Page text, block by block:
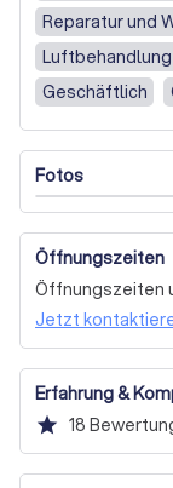
Besonders
Thermografie.
identifizieren
Ihrer
Schwachstellen
Maßnahmen
Expertise in der
kleinste
wertvolle
Wir legen
stehen Ihnen
Anregungen zur
kostenloses
unserer
freuen uns
Reparatur und
Geschäftlich
Reparatur
Fotos
Öffnungszeiten
Öffnungszeiten
Jetzt
Erfahrung &
star 18